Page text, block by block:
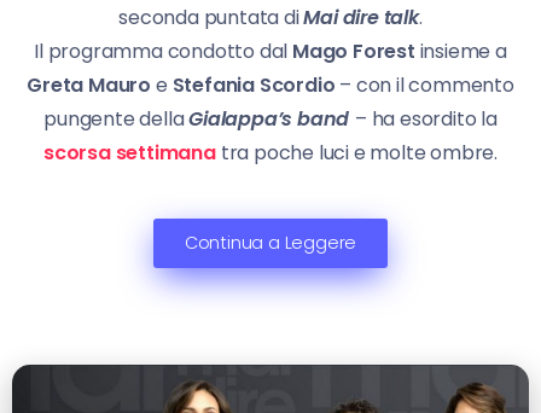
seconda puntata diMai dire talk.
Il programma condotto dal Mago Forest insieme a
Greta Mauro e Stefania Scordio – con il commento
pungente dellaGialappa’s band – ha esordito la
scorsa settimanatra poche luci e molte ombre.
Continua a Leggere